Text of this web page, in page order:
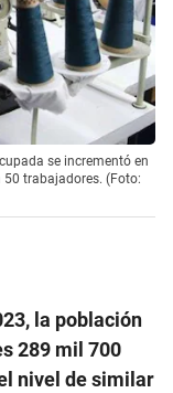
se incrementó en
50 trabajadores. (Foto:
la población
289 mil 700
nivel de similar